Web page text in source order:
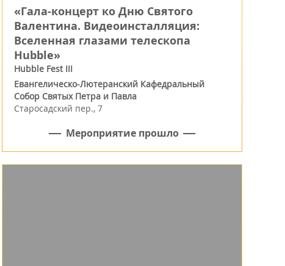
«Гала-концерт ко Дню Святого
Валентина. Видеоинсталляция:
Вселенная глазами телескопа
Hubble»
Hubble Fest III
Евангелическо-Лютеранский Кафедральный
Собор Святых Петра и Павла
Старосадский пер., 7
Мероприятие прошло